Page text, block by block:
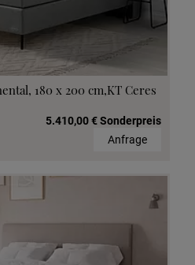
180 x 200 cm,KT Ceres
5.410,00 € Sonderpreis
Anfrage